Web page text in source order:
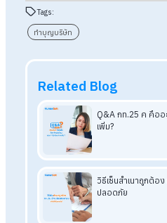
6. พรมน้ำมนต์และประ
ขั้นตอนสุดท้ายของพิธี พระสงฆ์
สรุป ทำบุญบริษัท ต้
รวมสิ่งของ และพิธี
การทำบุญบริษัทเป็นกิจกรรม
บรรยากาศที่ดีให้กับองค์กร ห
การกำหนดวัน นิมนต์พระ เตรี